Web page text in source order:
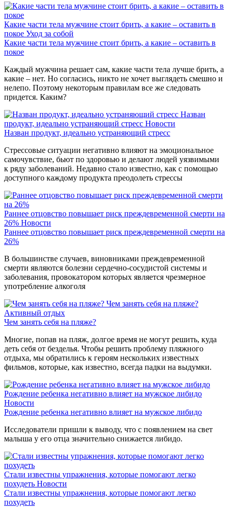
Какие части тела мужчине стоит брить, а какие – оставить в
покое Уход за собой
Какие части тела мужчине стоит брить, а какие – оставить в
покое
Каждый мужчина решает сам, какие части тела лучше брить, а
какие – нет. Но согласись, никто не хочет выглядеть смешно и
нелепо. Поэтому некоторым правилам все же следовать
придется. Каким?
Назван
продукт, идеально устраняющий стресс Новости
Назван продукт, идеально устраняющий стресс
Стрессовые ситуации негативно влияют на эмоциональное
самочувствие, бьют по здоровью и делают людей уязвимыми
к ряду заболеваний. Недавно стало известно, как с помощью
доступного каждому продукта преодолеть стрессы
Раннее отцовство повышает риск преждевременной смерти на
26% Новости
Раннее отцовство повышает риск преждевременной смерти на
26%
В большинстве случаев, виновниками преждевременной
смерти являются болезни сердечно-сосудистой системы и
заболевания, провокатором которых является чрезмерное
употребление алкоголя
Чем занять себя на пляже?
Активный отдых
Чем занять себя на пляже?
Многие, попав на пляж, долгое время не могут решить, куда
деть себя от безделья. Чтобы решить проблему пляжного
отдыха, мы обратились к героям нескольких известных
фильмов, которые, как известно, всегда падки на выдумки.
Рождение ребенка негативно влияет на мужское либидо
Новости
Рождение ребенка негативно влияет на мужское либидо
Исследователи пришли к выводу, что с появлением на свет
малыша у его отца значительно снижается либидо.
Стали известны упражнения, которые помогают легко
похудеть Новости
Стали известны упражнения, которые помогают легко
похудеть